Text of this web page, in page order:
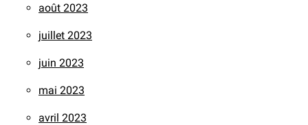
août 2023
juillet 2023
juin 2023
mai 2023
avril 2023